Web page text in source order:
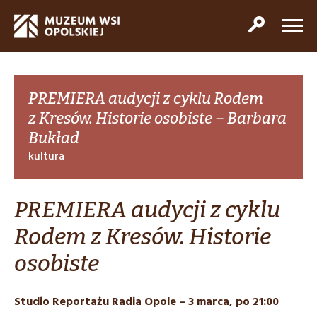
PREMIERA audycji z cyklu Rodem
z Kresów. Historie osobiste – Barbara
Bukład
kultura
PREMIERA audycji z cyklu
Rodem z Kresów. Historie
osobiste
Studio Reportażu Radia Opole –3 marca, po 21:00